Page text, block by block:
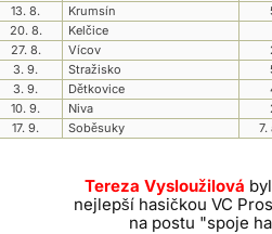
13. 8.
Krumsín
20. 8.
Kelčice
27. 8.
Vícov
3. 9.
Stražisko
3. 9.
Dětkovice
10. 9.
Niva
17. 9.
Soběsuky 7.
Tereza Vysloužilová
nejlepší hasičkou VC
na postu "spoje